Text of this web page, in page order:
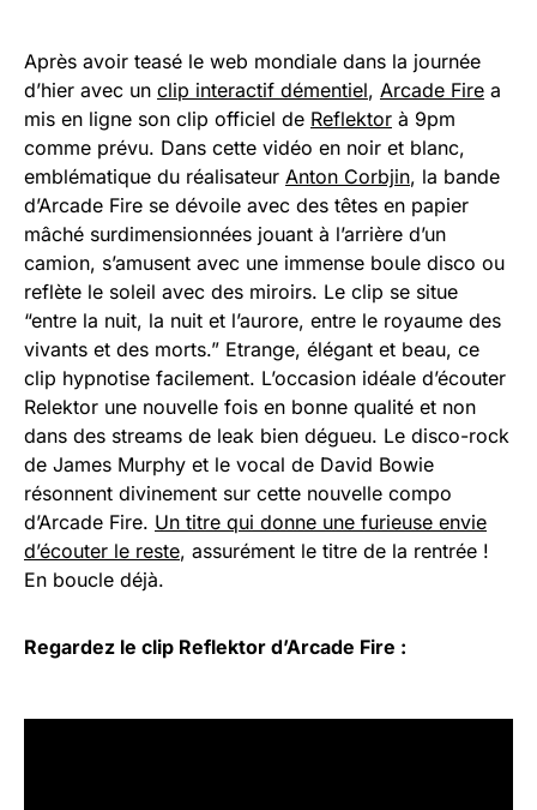
Après avoir teasé le web mondiale dans la journée
d’hier avec un clip interactif démentiel, Arcade Fire a
mis en ligne son clip officiel de Reflektor à 9pm
comme prévu. Dans cette vidéo en noir et blanc,
emblématique du réalisateur Anton Corbjin, la bande
d’Arcade Fire se dévoile avec des têtes en papier
mâché surdimensionnées jouant à l’arrière d’un
camion, s’amusent avec une immense boule disco ou
reflète le soleil avec des miroirs. Le clip se situe
“entre la nuit, la nuit et l’aurore, entre le royaume des
vivants et des morts.” Etrange, élégant et beau, ce
clip hypnotise facilement. L’occasion idéale d’écouter
Relektor une nouvelle fois en bonne qualité et non
dans des streams de leak bien dégueu. Le disco-rock
de James Murphy et le vocal de David Bowie
résonnent divinement sur cette nouvelle compo
d’Arcade Fire. Un titre qui donne une furieuse envie
d’écouter le reste, assurément le titre de la rentrée !
En boucle déjà.
Regardez le clip Reflektor d’Arcade Fire :